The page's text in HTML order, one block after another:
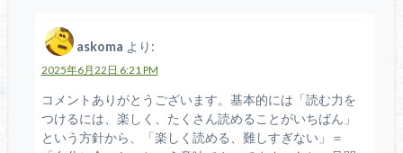
askoma より:
2025年6月22日 6:21 PM
コメントありがとうございます。基本的には「読む力を
つけるには、楽しく、たくさん読めることがいちばん」
という方針から、「楽しく読める、難しすぎない」＝